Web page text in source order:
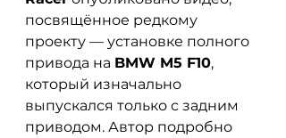
посвящённое редкому
проекту — установке полного
привода на BMW M5 F10,
который изначально
выпускался только с задним
приводом. Автор подробно